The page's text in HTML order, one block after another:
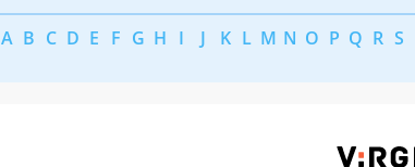
A B C D E F G H I J K L M N O P Q R S